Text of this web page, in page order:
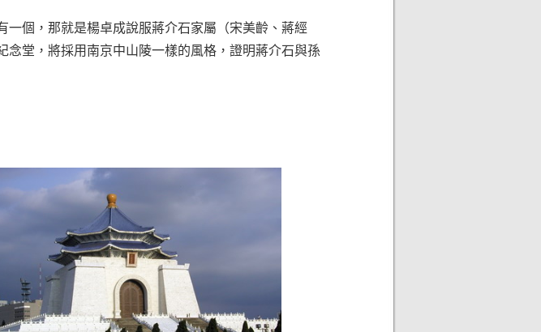
一個，那就是楊卓成說服蔣介石家屬（宋美齡、蔣經
堂，將採用南京中山陵一樣的風格，證明蔣介石與孫